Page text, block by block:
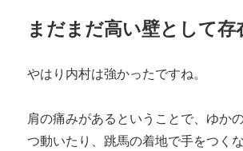
まだまだ高い壁として存
やはり内村は強かったですね。
肩の痛みがあるということで、ゆか
つ動いたり、跳馬の着地で手をつく